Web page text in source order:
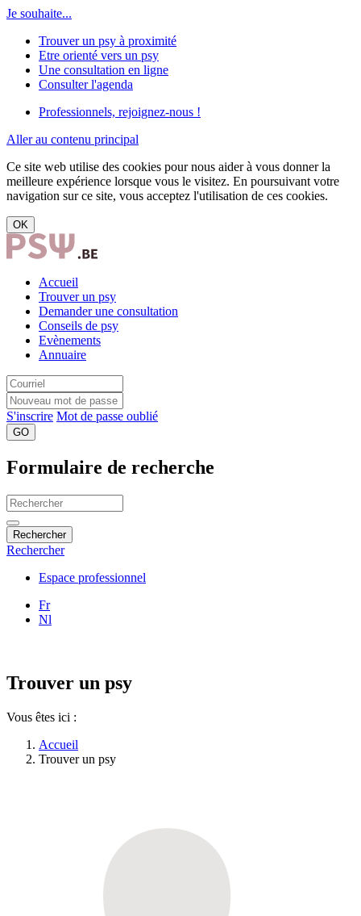
Je souhaite...
Trouver un psy à proximité
Etre orienté vers un psy
Une consultation en ligne
Consulter l'agenda
Professionnels, rejoignez-nous !
Aller au contenu principal
Ce site web utilise des cookies pour nous aider à vous donner la
meilleure expérience lorsque vous le visitez. En poursuivant votre
navigation sur ce site, vous acceptez l'utilisation de ces cookies.
OK
Accueil
Trouver un psy
Demander une consultation
Conseils de psy
Evènements
Annuaire
S'inscrire Mot de passe oublié
GO
Formulaire de recherche
Rechercher
Rechercher
Espace professionnel
Fr
Nl
Trouver un psy
Vous êtes ici :
Accueil
Trouver un psy